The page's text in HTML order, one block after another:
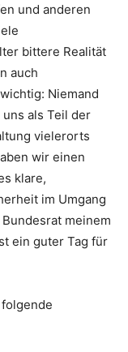
und anderen
bittere Realität
auch
Niemand
als Teil der
vielerorts
wir einen
klare,
im Umgang
meinem
ein guter Tag für